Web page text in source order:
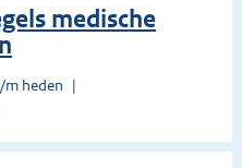
medische
heden